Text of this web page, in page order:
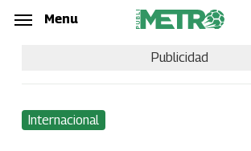
Skip
content
Menu
Publicidad
Internacional
Menu